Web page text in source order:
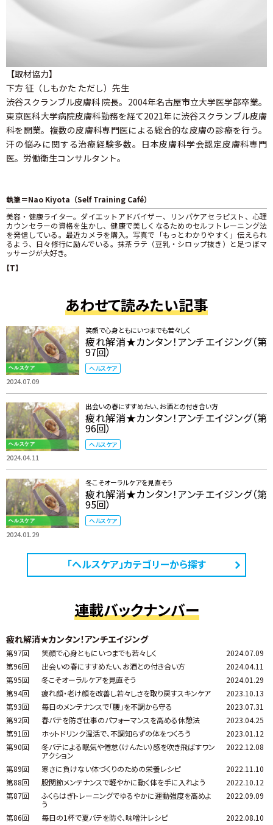
【取材協力】
下方 征（しもかた ただし）先生
渋谷スクランブル皮膚科 院長。2004年名古屋市立大学医学部卒業。
東京医科大学病院皮膚科勤務を経て2021年に渋谷スクランブル皮膚
科を開業。複数の皮膚科専門医による総合的な皮膚の診療を行う。
汗の悩みに関する治療経験多数。日本皮膚科学会認定皮膚科専門
医。労働衛生コンサルタント。
執筆＝Nao Kiyota（Self Training Café）
美容・健康ライター。ダイエットアドバイザー、リンパケアセラピスト、心理
カウンセラーの資格を生かし、健康で美しくなるためのセルフトレーニング法
を発信している。最近カメラを購入。写真で「もっとわかりやすく」伝えられ
るよう、日々修行に励んでいる。抹茶ラテ（豆乳・シロップ抜き）と足つぼマ
ッサージが大好き。
【T】
あわせて読みたい記事
2024.07.09
笑顔で心身ともにいつまでも若々しく
疲れ解消★カンタン！アンチエイジング（第
97回）
ヘルスケア
2024.04.11
出会いの春にすすめたい、お酒との付き合い方
疲れ解消★カンタン！アンチエイジング（第
96回）
ヘルスケア
2024.01.29
冬こそオーラルケアを見直そう
疲れ解消★カンタン！アンチエイジング（第
95回）
ヘルスケア
「ヘルスケア」カテゴリーから探す
連載バックナンバー
疲れ解消★カンタン！アンチエイジング
第97回 笑顔で心身ともにいつまでも若々しく
2024.07.09
第96回
出会いの春にすすめたい、お酒との付き合い方
2024.04.11
第95回
冬こそオーラルケアを見直そう
2024.01.29
第94回
疲れ顔・老け顔を改善し若々しさを取り戻すスキンケア
2023.10.13
第93回
毎日のメンテナンスで「腰」を不調から守る
2023.07.31
第92回
春バテを防ぎ仕事のパフォーマンスを高める休憩法
2023.04.25
第91回
ホットドリンク温活で、不調知らずの体をつくろう
2023.01.12
第90回
冬バテによる眠気や倦怠（けんたい）感を吹き飛ばすワン
アクション
2022.12.08
第89回 寒さに負けない体づくりのための栄養レシピ
2022.11.10
第88回
股関節メンテナンスで軽やかに動く体を手に入れよう
2022.10.12
第87回
ふくらはぎトレーニングでゆるやかに運動強度を高めよ
う
2022.09.09
第86回 毎日の1杯で夏バテを防ぐ、味噌汁レシピ
2022.08.10